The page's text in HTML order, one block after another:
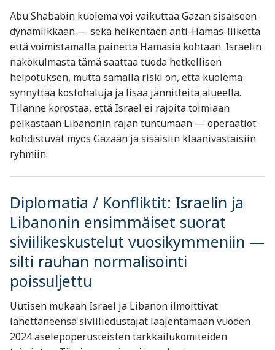
Abu Shababin kuolema voi vaikuttaa Gazan sisäiseen
dynamiikkaan — sekä heikentäen anti-Hamas-liikettä
että voimistamalla painetta Hamasia kohtaan. Israelin
näkökulmasta tämä saattaa tuoda hetkellisen
helpotuksen, mutta samalla riski on, että kuolema
synnyttää kostohaluja ja lisää jännitteitä alueella.
Tilanne korostaa, että Israel ei rajoita toimiaan
pelkästään Libanonin rajan tuntumaan — operaatiot
kohdistuvat myös Gazaan ja sisäisiin klaanivastaisiin
ryhmiin.
Diplomatia / Konfliktit: Israelin ja
Libanonin ensimmäiset suorat
siviilikeskustelut vuosikymmeniin —
silti rauhan normalisointi
poissuljettu
Uutisen mukaan Israel ja Libanon ilmoittivat
lähettäneensä siviiliedustajat laajentamaan vuoden
2024 aselepoperusteisten tarkkailukomiteiden